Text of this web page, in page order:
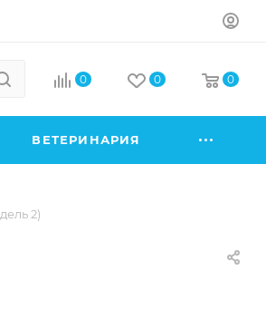
0 0 0
ВЕТЕРИНАРИЯ
2)